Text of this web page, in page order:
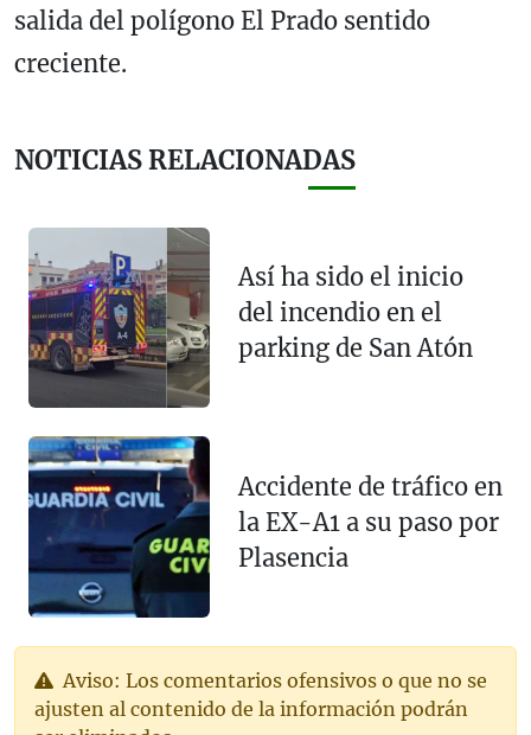
salida del polígono El Prado sentido
creciente.
NOTICIAS RELACIONADAS
Así ha sido el inicio
del incendio en el
parking de San Atón
Accidente de tráfico en
la EX-A1 a su paso por
Plasencia
Aviso: Los comentarios ofensivos o que no se
ajusten al contenido de la información podrán